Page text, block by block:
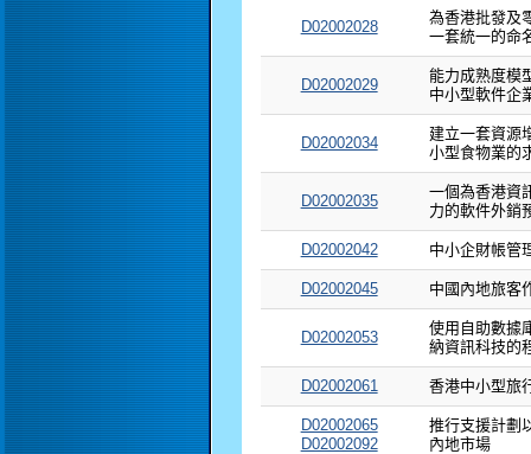
D02002028
為香港批發及
一套統一的命
D02002029
能力成熟度模
中小型軟件企
D02002034
建立一套資源
小型食物業的
D02002035
一個為香港資
力的軟件外銷
D02002042 中小企財帳管
D02002045 中國內地旅客
D02002053
使用自助數據
納資訊科技的
D02002061 香港中小型旅
D02002065
D02002092
推行支援計劃
內地市場